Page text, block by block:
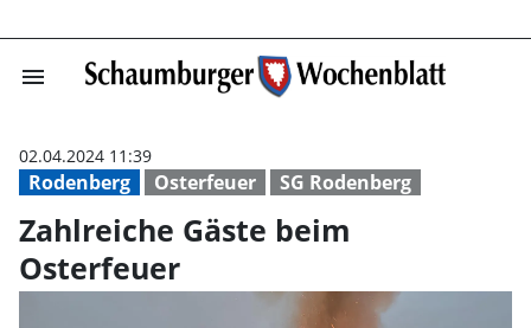
menu Zahlreiche
Rodenberg Osterfeuer SG Rodenberg
02.04.2024 11:39
Zahlreiche Gäste beim
Osterfeuer